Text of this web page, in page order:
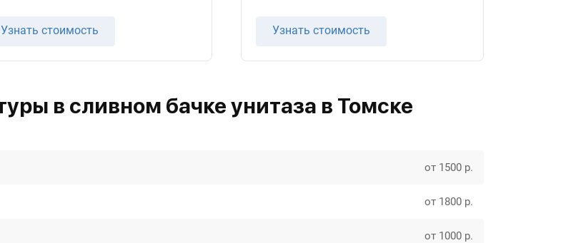
Узнать стоимость Узнать стоимость
в сливном бачке унитаза в Томске
от 1500 р.
от 1800 р.
от 1000 р.